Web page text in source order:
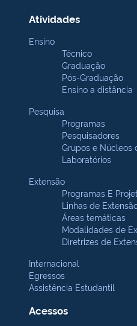
Atividades
Ensino
Técnico
Graduação
Pós-Graduação
Ensino a distância
Pesquisa
Programas
Pesquisadores
Grupos e Núcleos
Laboratórios
Extensão
Programas E
Linhas de
Áreas temáticas
Modalidades de
Diretrizes de
Internacional
Egressos
Assistência Estudantil
Acessos